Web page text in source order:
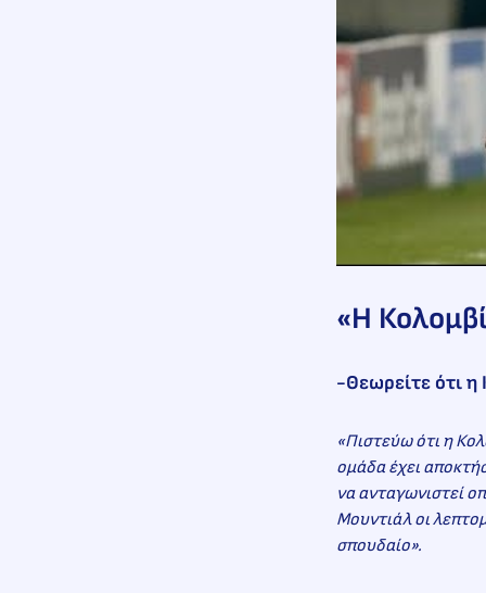
«Η
-Θεωρείτε ότι η
«Πιστεύω ότι η
ομάδα έχει
να ανταγωνιστεί
Μουντιάλ οι
σπουδαίο».